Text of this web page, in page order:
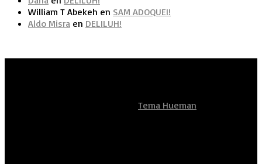
William T Abekeh en SAM ADOQUEI!
Aldo Misra en DELILUH!
Tema Hueman